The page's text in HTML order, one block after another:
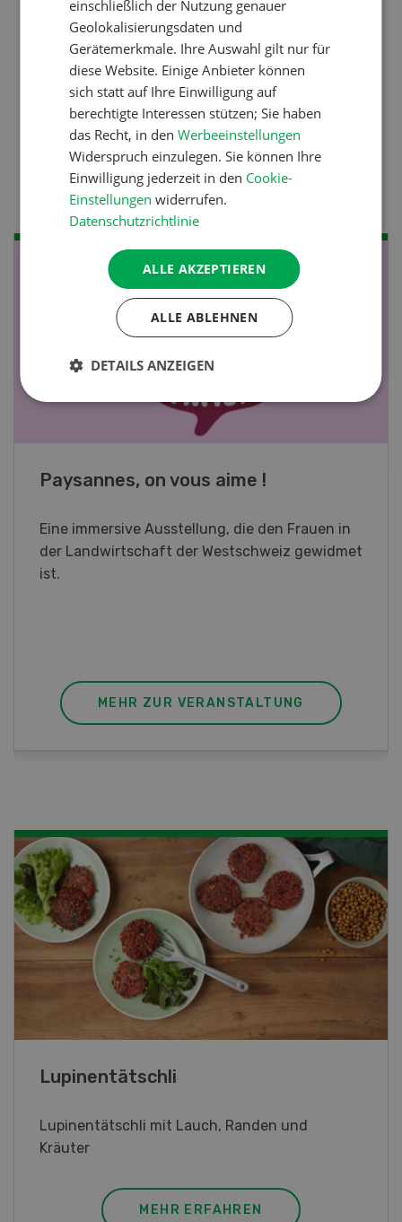
Betriebsführung
Kein Dauergarten ohne
Bewilligung
Pflanzenbau
Raufutter aus dem Sack
JAN
28
Fachkurs Aquakultur
Sind Sie in der Fischzucht tätig oder
interessieren Sie sich für das Thema? In
diesem Fall ist unser FBA-Weiterbildungskurs
MEHR ZUR VERANSTALTUNG
Frühlingsrollen
Frühlingsrollen mit Poulet
MEHR ERFAHREN
einschließlich der Nutzung genauer
Geolokalisierungsdaten und
Gerätemerkmale. Ihre Auswahl gilt nur für
diese Website. Einige Anbieter können
sich statt auf Ihre Einwilligung auf
berechtigte Interessen stützen; Sie haben
das Recht, in denWerbeeinstellungen
Widerspruch einzulegen. Sie können Ihre
Einwilligung jederzeit in den Cookie-
Einstellungen widerrufen.
Datenschutzrichtlinie
ALLE AKZEPTIEREN
ALLE ABLEHNEN
DETAILS ANZEIGEN